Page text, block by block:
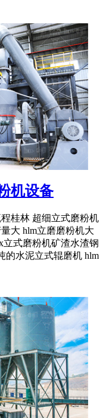
机设备
桂林 超细立式磨粉机
大 hlm立磨磨粉机大
式磨粉机矿渣水渣钢
的水泥立式辊磨机 hlm